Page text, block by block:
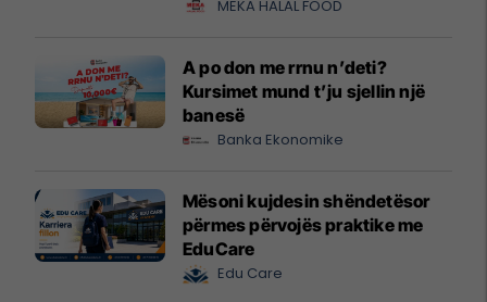
MEKA HALAL FOOD
A po don me rrnu n’deti?
Kursimet mund t’ju sjellin një
banesë
Banka Ekonomike
Mësoni kujdesin shëndetësor
përmes përvojës praktike me
EduCare
Edu Care